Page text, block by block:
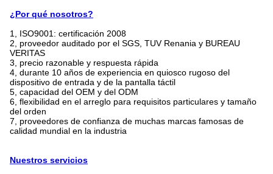
¿Por qué nosotros?
1, ISO9001: certificación 2008
2, proveedor auditado por el SGS, TUV Renania y BUREAU
VERITAS
3, precio razonable y respuesta rápida
4, durante 10 años de experiencia en quiosco rugoso del
dispositivo de entrada y de la pantalla táctil
5, capacidad del OEM y del ODM
6, flexibilidad en el arreglo para requisitos particulares y tamaño
del orden
7, proveedores de confianza de muchas marcas famosas de
calidad mundial en la industria
Nuestros servicios